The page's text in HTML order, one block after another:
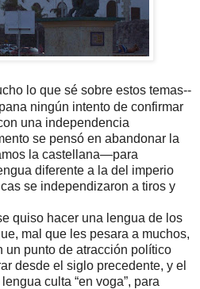
lo que sé sobre estos temas--
ningún intento de confirmar
una independencia
se pensó en abandonar la
la castellana—para
diferente a la del imperio
se independizaron a tiros y
quiso hacer una lengua de los
mal que les pesara a muchos,
un punto de atracción político
desde el siglo precedente, y el
culta “en voga”, para